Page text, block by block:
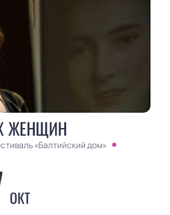
ЖЕНЩИН
«Балтийский дом»
ОКТ